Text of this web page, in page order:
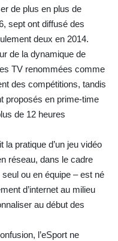
de plus en plus de
sept ont diffusé des
deux en 2014.
de la dynamique de
TV renommées comme
des compétitions, tandis
proposés en prime-time
de 12 heures
la pratique d’un jeu vidéo
réseau, dans le cadre
ou en équipe – est né
d’internet au milieu
au début des
l’eSport ne